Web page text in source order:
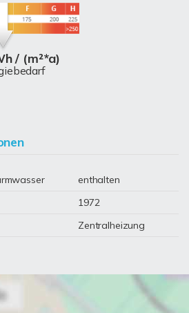
/ (m²*a)
enthalten
1972
Zentralheizung